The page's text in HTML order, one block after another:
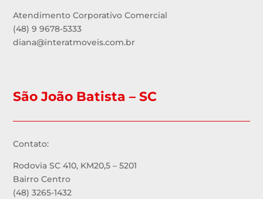
Atendimento Corporativo Comercial
(48) 9 9678-5333
diana@interatmoveis.com.br
São João Batista – SC
Contato:
Rodovia SC 410, KM20,5 – 5201
Bairro Centro
(48) 3265-1432